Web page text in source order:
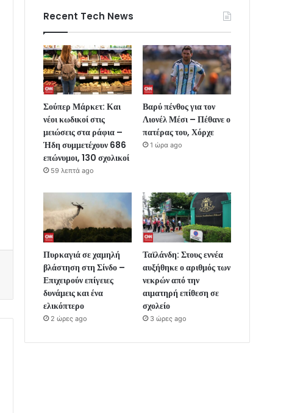
Recent Tech News
Σούπερ Μάρκετ: Και
νέοι κωδικοί στις
μειώσεις στα ράφια –
Ήδη συμμετέχουν 686
επώνυμοι, 130 σχολικοί
59 λεπτά ago
Βαρύ πένθος για τον
Λιονέλ Μέσι – Πέθανε ο
πατέρας του, Χόρχε
1 ώρα ago
Πυρκαγιά σε χαμηλή
βλάστηση στη Σίνδο –
Επιχειρούν επίγειες
δυνάμεις και ένα
ελικόπτερο
2 ώρες ago
Ταϊλάνδη: Στους εννέα
αυξήθηκε ο αριθμός των
νεκρών από την
αιματηρή επίθεση σε
σχολείο
3 ώρες ago